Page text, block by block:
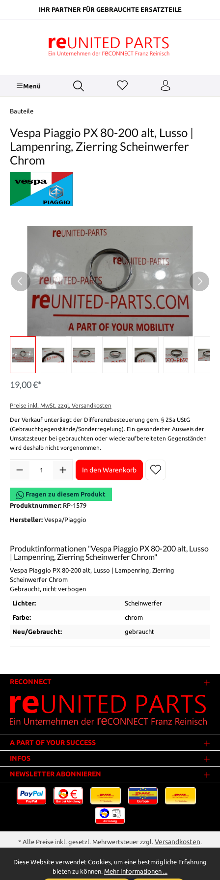
springenIHR PARTNER FÜR GEBRAUCHTE ERSATZTEILE
Menü
Bauteile
Vespa Piaggio PX 80-200 alt, Lusso |
Lampenring, Zierring Scheinwerfer
Chrom
19,00 €*
Preise inkl. MwSt. zzgl. Versandkosten
Der Verkauf unterliegt der Differenzbesteuerung gem. § 25a UStG
(Gebrauchtgegenstände/Sonderregelung). Ein gesonderter Ausweis der
Umsatzsteuer bei gebrauchten oder wiederaufbereiteten Gegenständen
wird deshalb nicht vorgenommen.
In den Warenkorb
Fragen zu diesem Produkt
Produktnummer: RP-1579
Hersteller: Vespa/Piaggio
Produktinformationen "Vespa Piaggio PX 80-200 alt, Lusso
| Lampenring, Zierring Scheinwerfer Chrom"
Vespa Piaggio PX 80-200 alt, Lusso | Lampenring, Zierring
Scheinwerfer Chrom
Gebraucht, nicht verbogen
Lichter: Scheinwerfer
Farbe: chrom
Neu/Gebraucht: gebraucht
RECONNECT
A PART OF YOUR SUCCESS
INFOS
NEWSLETTER ABONNIEREN
* Alle Preise inkl. gesetzl. Mehrwertsteuer zzgl. Versandkosten.
** Der Verkauf unterliegt der Differenzbesteuerung gem. § 25a UStG
(Gebrauchtgegenstände/Sonderregelung). Ein gesonderter Ausweis der
Diese Website verwendet Cookies, um eine bestmögliche Erfahrung
bieten zu können. Mehr Informationen ...